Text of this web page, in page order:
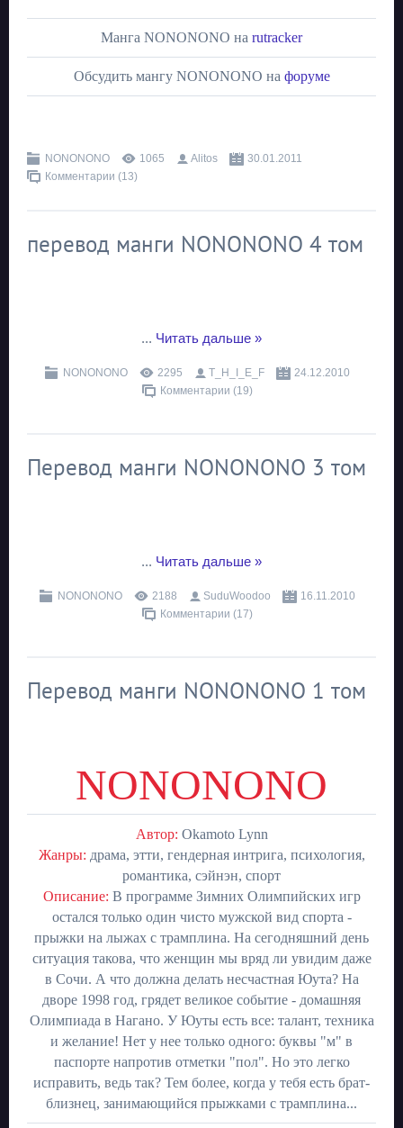
Манга NONONONO на rutracker
Обсудить мангу NONONONO на форуме
NONONONO 1065 Alitos
30.01.2011
Комментарии (13)
перевод манги NONONONO 4 том
... Читать дальше »
NONONONO 2295 T_H_I_E_F
24.12.2010
Комментарии (19)
Перевод манги NONONONO 3 том
... Читать дальше »
NONONONO 2188 SuduWoodoo
16.11.2010
Комментарии (17)
Перевод манги NONONONO 1 том
NONONONO
Автор: Okamoto Lynn
Жанры: драма, этти, гендерная интрига, психология,
романтика, сэйнэн, спорт
Описание: В программе Зимних Олимпийских игр
остался только один чисто мужской вид спорта -
прыжки на лыжах с трамплина. На сегодняшний день
ситуация такова, что женщин мы вряд ли увидим даже
в Сочи. А что должна делать несчастная Юута? На
дворе 1998 год, грядет великое событие - домашняя
Олимпиада в Нагано. У Юуты есть все: талант, техника
и желание! Нет у нее только одного: буквы "м" в
паспорте напротив отметки "пол". Но это легко
исправить, ведь так? Тем более, когда у тебя есть брат-
близнец, занимающийся прыжками с трамплина...